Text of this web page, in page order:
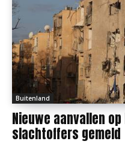
Buitenland
Nieuwe aanvallen
slachtoffers gemeld